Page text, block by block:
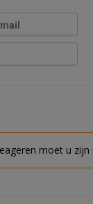
moet u zijn